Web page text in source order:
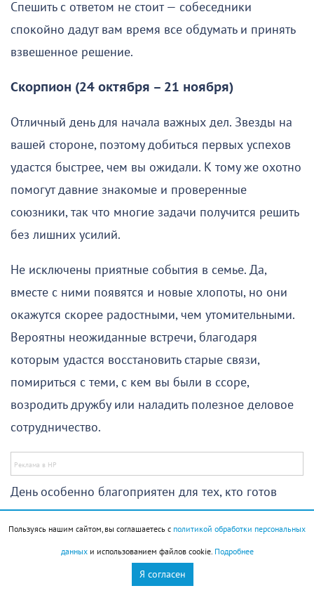
Спешить с ответом не стоит — собеседники
спокойно дадут вам время все обдумать и принять
взвешенное решение.
Скорпион (24 октября – 21 ноября)
Отличный день для начала важных дел. Звезды на
вашей стороне, поэтому добиться первых успехов
удастся быстрее, чем вы ожидали. К тому же охотно
помогут давние знакомые и проверенные
союзники, так что многие задачи получится решить
без лишних усилий.
Не исключены приятные события в семье. Да,
вместе с ними появятся и новые хлопоты, но они
окажутся скорее радостными, чем утомительными.
Вероятны неожиданные встречи, благодаря
которым удастся восстановить старые связи,
помириться с теми, с кем вы были в ссоре,
возродить дружбу или наладить полезное деловое
сотрудничество.
День особенно благоприятен для тех, кто готов
отказаться от привычной рутины. Смена
обстановки, поездка или посещение нового места
подарят не только яркие впечатления, но и ценный
опыт. Вы сможете узнать что-то полезное или
Пользуясь нашим сайтом, вы соглашаетесь с политикой обработки персональных
данныхи использованием файлов cookie. Подробнее
Я согласен